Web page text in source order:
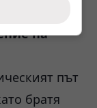
на
път
братя